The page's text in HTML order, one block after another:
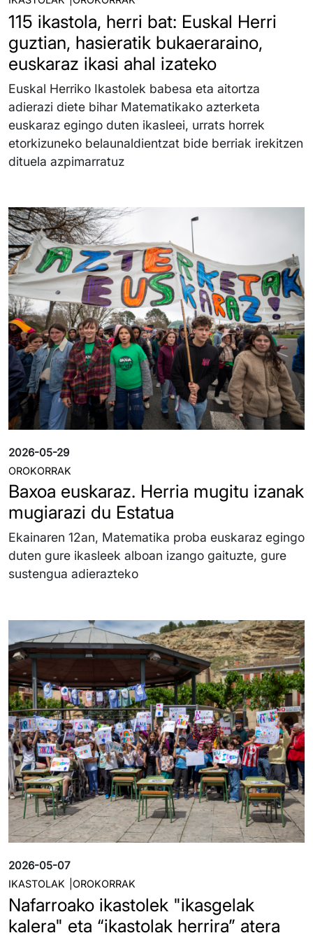
115 ikastola, herri bat: Euskal Herri
guztian, hasieratik bukaeraraino,
euskaraz ikasi ahal izateko
Euskal Herriko Ikastolek babesa eta aitortza
adierazi diete bihar Matematikako azterketa
euskaraz egingo duten ikasleei, urrats horrek
etorkizuneko belaunaldientzat bide berriak irekitzen
dituela azpimarratuz
Irudia
2026-05-29
OROKORRAK
Baxoa euskaraz. Herria mugitu izanak
mugiarazi du Estatua
Ekainaren 12an, Matematika proba euskaraz egingo
duten gure ikasleek alboan izango gaituzte, gure
sustengua adierazteko
2026-05-07
IKASTOLAK OROKORRAK
Nafarroako ikastolek "ikasgelak
kalera" eta “ikastolak herrira” atera